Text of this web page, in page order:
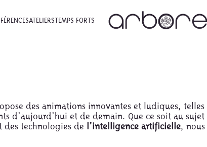
ATELIERSTEMPS FORTS
des animations innovantes et ludiques, telles
d’aujourd’hui et de demain. Que ce soit au
technologies de l’intelligence artificielle,